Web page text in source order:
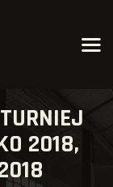
2018,